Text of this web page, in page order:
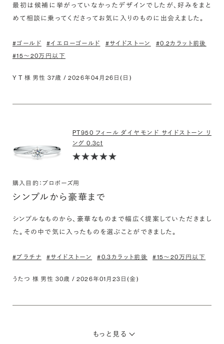
最初は候補に挙がっていなかったデザインでしたが、好みをまと
めて相談に乗ってくださってお気に入りのものに出会えました。
#ゴールド #イエローゴールド #サイドストーン
#0.2カラット前後
#15〜20万円以下
Y T 様 男性 37歳 / 2026年04月26日(日)
PT950 フィール ダイヤモンド サイドストーン リ
ング 0.3ct
購入目的：プロポーズ用
シンプルから豪華まで
シンプルなものから、豪華なものまで幅広く提案していただきまし
た。その中で気に入ったものを選ぶことができました。
#プラチナ #サイドストーン #0.3カラット前後 #15〜20万円以下
うたつ 様 男性 30歳 / 2026年01月23日(金)
もっと見る